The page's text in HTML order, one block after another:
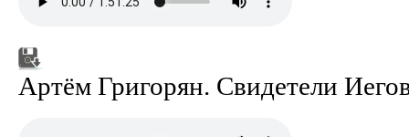
Артём Григорян. Свидетели